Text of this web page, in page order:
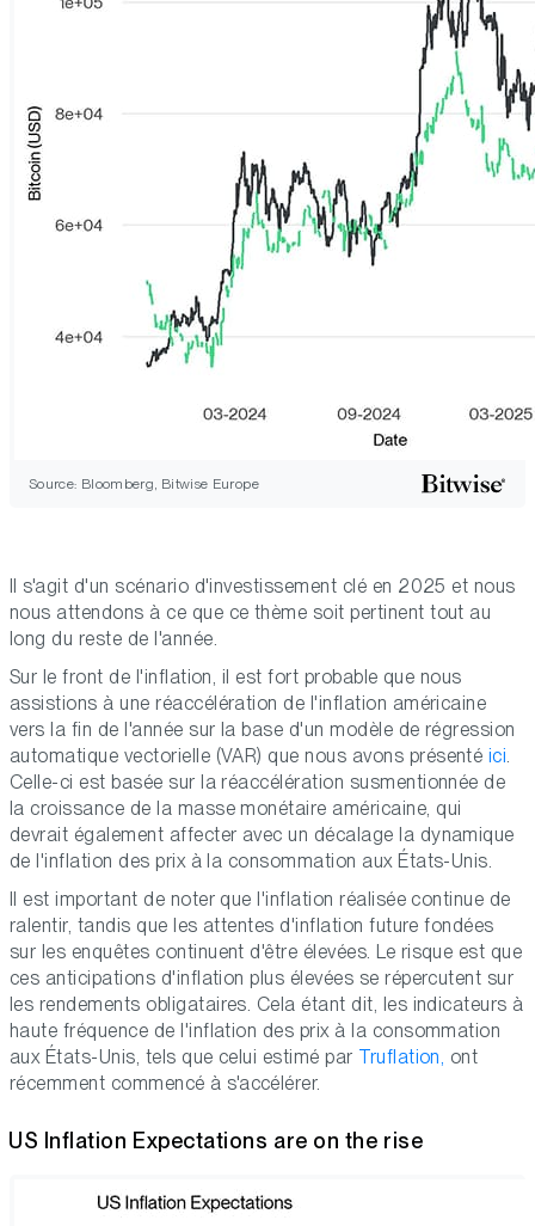
Source: Bloomberg, Bitwise Europe
Il s'agit d'un scénario d'investissement clé en 2025 et nous
nous attendons à ce que ce thème soit pertinent tout au
long du reste de l'année.
Sur le front de l'inflation, il est fort probable que nous
assistions à une réaccélération de l'inflation américaine
vers la fin de l'année sur la base d'un modèle de régression
automatique vectorielle (VAR) que nous avons présenté ici.
Celle-ci est basée sur la réaccélération susmentionnée de
la croissance de la masse monétaire américaine, qui
devrait également affecter avec un décalage la dynamique
de l'inflation des prix à la consommation aux États-Unis.
Il est important de noter que l'inflation réalisée continue de
ralentir, tandis que les attentes d'inflation future fondées
sur les enquêtes continuent d'être élevées. Le risque est que
ces anticipations d'inflation plus élevées se répercutent sur
les rendements obligataires. Cela étant dit, les indicateurs à
haute fréquence de l'inflation des prix à la consommation
aux États-Unis, tels que celui estimé par Truflation, ont
récemment commencé à s'accélérer.
US Inflation Expectations are on the rise